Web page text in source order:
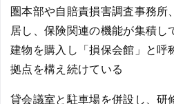
圏本部や自賠責損害調査事務所
居し、保険関連の機能が集積し
建物を購入し「損保会館」と呼
拠点を構え続けている
貸会議室と駐車場を併設し、研